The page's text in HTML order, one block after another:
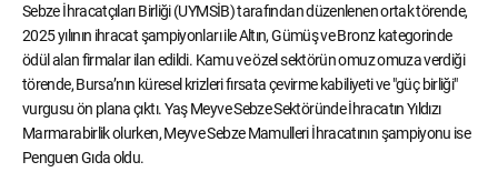
Sebze İhracatçıları Birliği (UYMSİB) tarafından düzenlenen ortak törende,
2025 yılının ihracat şampiyonları ile Altın, Gümüş ve Bronz kategorinde
ödül alan firmalar ilan edildi. Kamu ve özel sektörün omuz omuza verdiği
törende, Bursa’nın küresel krizleri fırsata çevirme kabiliyeti ve "güç birliği"
vurgusu ön plana çıktı. Yaş Meyve Sebze Sektöründe İhracatın Yıldızı
Marmarabirlik olurken, Meyve Sebze Mamulleri İhracatının şampiyonu ise
Penguen Gıda oldu.